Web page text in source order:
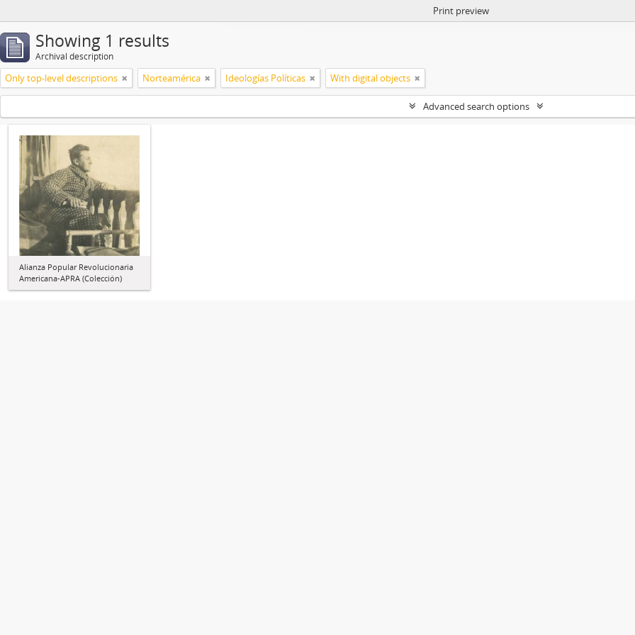
Print preview
Showing 1 results
Archival description
Only top-level descriptions Norteamérica Ideologías Políticas With digital objects
Advanced search options
Alianza Popular Revolucionaria
Americana-APRA (Colección)